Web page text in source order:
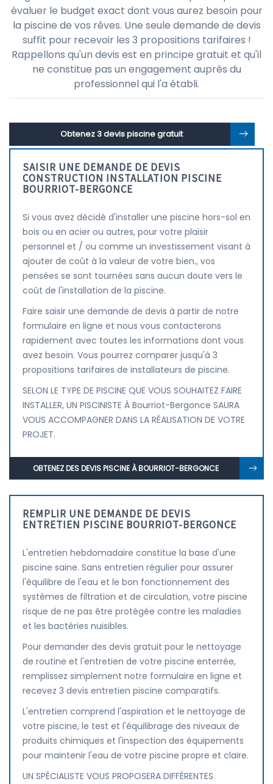
évaluer le budget exact dont vous aurez besoin pour
la piscine de vos rêves. Une seule demande de devis
suffit pour recevoir les 3 propositions tarifaires !
Rappellons qu'un devis est en principe gratuit et qu'il
ne constitue pas un engagement auprès du
professionnel qui l'a établi.
Obtenez 3 devis piscine gratuit
SAISIR UNE DEMANDE DE DEVIS
CONSTRUCTION INSTALLATION PISCINE
BOURRIOT-BERGONCE
Si vous avez décidé d'installer une piscine hors-sol en
bois ou en acier ou autres, pour votre plaisir
personnel et / ou comme un investissement visant à
ajouter de coût à la valeur de votre bien., vos
pensées se sont tournées sans aucun doute vers le
coût de l'installation de la piscine.
Faire saisir une demande de devis à partir de notre
formulaire en ligne et nous vous contacterons
rapidement avec toutes les informations dont vous
avez besoin. Vous pourrez comparer jusqu'à 3
propositions tarifaires de installateurs de piscine.
SELON LE TYPE DE PISCINE QUE VOUS SOUHAITEZ FAIRE
INSTALLER, UN PISCINISTE À Bourriot-Bergonce SAURA
VOUS ACCOMPAGNER DANS LA RÉALISATION DE VOTRE
PROJET.
OBTENEZ DES DEVIS PISCINE À BOURRIOT-BERGONCE
REMPLIR UNE DEMANDE DE DEVIS
ENTRETIEN PISCINE BOURRIOT-BERGONCE
L'entretien hebdomadaire constitue la base d'une
piscine saine. Sans entretien régulier pour assurer
l'équilibre de l'eau et le bon fonctionnement des
systèmes de filtration et de circulation, votre piscine
risque de ne pas être protégée contre les maladies
et les bactéries nuisibles.
Pour demander des devis gratuit pour le nettoyage
de routine et l'entretien de votre piscine enterrée,
remplissez simplement notre formulaire en ligne et
recevez 3 devis entretien piscine comparatifs.
L'entretien comprend l'aspiration et le nettoyage de
votre piscine, le test et l'équilibrage des niveaux de
produits chimiques et l'inspection des équipements
pour maintenir l'eau de votre piscine propre et claire.
UN SPÉCIALISTE VOUS PROPOSERA DIFFÉRENTES